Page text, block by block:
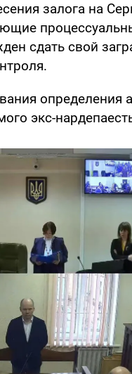
залога на
сдать свой
определения
экс-